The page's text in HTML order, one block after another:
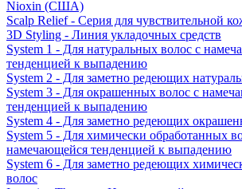
Nioxin (США)
Scalp Relief - Серия для чувствительной
3D Styling - Линия укладочных средств
System 1 - Для натуральных волос с
тенденцией к выпадению
System 2 - Для заметно редеющих
System 3 - Для окрашенных волос с
тенденцией к выпадению
System 4 - Для заметно редеющих
System 5 - Для химически обработанных
намечающейся тенденцией к выпадению
System 6 - Для заметно редеющих
волос